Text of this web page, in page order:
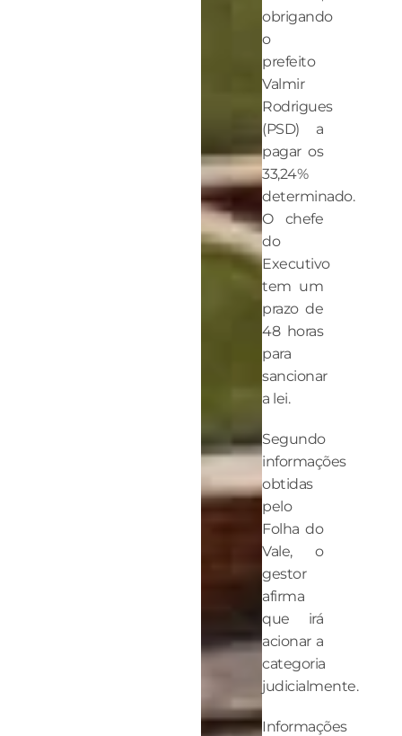
obrigando
o
prefeito
Valmir
Rodrigues
(PSD) a
pagar os
33,24%
determinado.
O chefe
do
Executivo
tem um
prazo de
48 horas
para
sancionar
a lei.
Segundo
informações
obtidas
pelo
Folha do
Vale, o
gestor
afirma
que irá
acionar a
categoria
judicialmente.
Informações